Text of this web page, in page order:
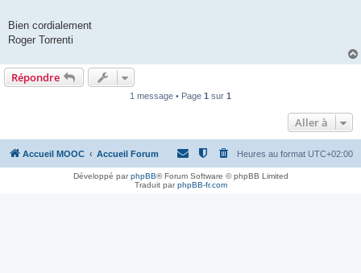
Bien cordialement
Roger Torrenti
Répondre
1 message • Page 1 sur 1
Aller à
Accueil MOOC Accueil Forum Heures au format UTC+02:00
Développé parphpBB® Forum Software © phpBB Limited
Traduit parphpBB-fr.com